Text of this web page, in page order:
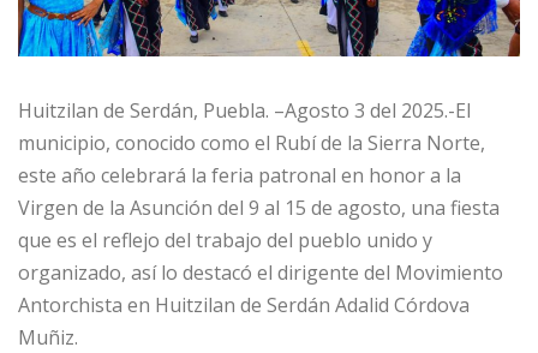
Huitzilan de Serdán, Puebla. –Agosto 3 del 2025.-El
municipio, conocido como el Rubí de la Sierra Norte,
este año celebrará la feria patronal en honor a la
Virgen de la Asunción del 9 al 15 de agosto, una fiesta
que es el reflejo del trabajo del pueblo unido y
organizado, así lo destacó el dirigente del Movimiento
Antorchista en Huitzilan de Serdán Adalid Córdova
Muñiz.